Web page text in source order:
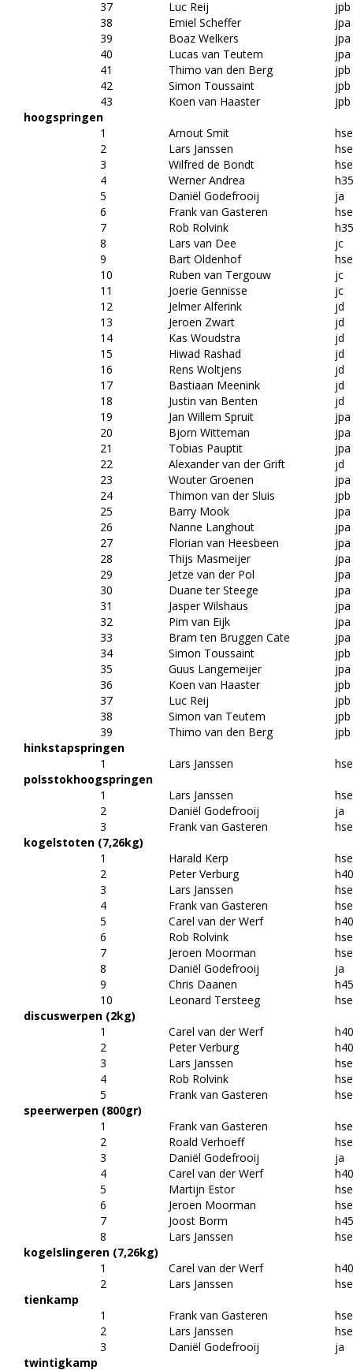
37
Luc Reij
jpb
38
Emiel Scheffer
jpa
39
Boaz Welkers
jpa
40
Lucas van Teutem
jpa
41
Thimo van den Berg
jpb
42
Simon Toussaint
jpb
43
Koen van Haaster
jpb
hoogspringen
1
Arnout Smit
2
Lars Janssen
3
Wilfred de Bondt
4
Werner Andrea
h35
5
Daniël Godefrooij
ja
6
Frank van Gasteren
7
Rob Rolvink
h35
8
Lars van Dee
jc
9
Bart Oldenhof
10
Ruben van Tergouw
jc
11
Joerie Gennisse
jc
12
Jelmer Alferink
jd
13
Jeroen Zwart
jd
14
Kas Woudstra
jd
15
Hiwad Rashad
jd
16
Rens Woltjens
jd
17
Bastiaan Meenink
jd
18
Justin van Benten
jd
19
Jan Willem Spruit
jpa
20
Bjorn Witteman
jpa
21
Tobias Pauptit
jpa
22
Alexander van der Grift
jd
23
Wouter Groenen
jpa
24
Thimon van der Sluis
jpb
25
Barry Mook
jpa
26
Nanne Langhout
jpa
27
Florian van Heesbeen
jpa
28
Thijs Masmeijer
jpa
29
Jetze van der Pol
jpa
30
Duane ter Steege
jpa
31
Jasper Wilshaus
jpa
32
Pim van Eijk
jpa
33
Bram ten Bruggen Cate
jpa
34
Simon Toussaint
jpb
35
Guus Langemeijer
jpa
36
Koen van Haaster
jpb
37
Luc Reij
jpb
38
Simon van Teutem
jpb
39
Thimo van den Berg
jpb
hinkstapspringen
1
Lars Janssen
polsstokhoogspringen
1
Lars Janssen
2
Daniël Godefrooij
ja
3
Frank van Gasteren
kogelstoten (7,26kg)
1
Harald Kerp
2
Peter Verburg
h40
3
Lars Janssen
4
Frank van Gasteren
5
Carel van der Werf
h40
6
Rob Rolvink
7
Jeroen Moorman
8
Daniël Godefrooij
ja
9
Chris Daanen
h45
10
Leonard Tersteeg
discuswerpen (2kg)
1
Carel van der Werf
h40
2
Peter Verburg
h40
3
Lars Janssen
4
Rob Rolvink
5
Frank van Gasteren
speerwerpen (800gr)
1
Frank van Gasteren
2
Roald Verhoeff
3
Daniël Godefrooij
ja
4
Carel van der Werf
h40
5
Martijn Estor
6
Jeroen Moorman
7
Joost Borm
h45
8
Lars Janssen
kogelslingeren (7,26kg)
1
Carel van der Werf
h40
2
Lars Janssen
tienkamp
1
Frank van Gasteren
2
Lars Janssen
3
Daniël Godefrooij
ja
twintigkamp